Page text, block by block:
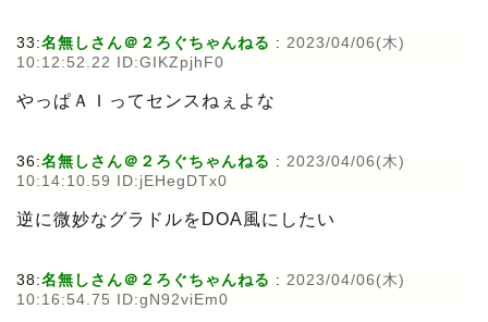
33:名無しさん＠２ろぐちゃんねる : 2023/04/06(木)
10:12:52.22 ID:GIKZpjhF0
やっぱＡＩってセンスねぇよな
36:名無しさん＠２ろぐちゃんねる : 2023/04/06(木)
10:14:10.59 ID:jEHegDTx0
逆に微妙なグラドルをDOA風にしたい
38:名無しさん＠２ろぐちゃんねる : 2023/04/06(木)
10:16:54.75 ID:gN92viEm0